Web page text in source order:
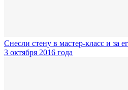
Снесли стену в мастер-класс и за
3 октября 2016 года